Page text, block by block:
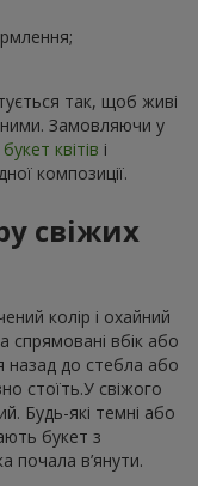
так, щоб живі
Замовляючи у
букет квітів і
композиції.
свіжих
колір і охайний
спрямовані вбік або
назад до стебла або
стоїть.У свіжого
Будь-які темні або
букет з
почала в’янути.